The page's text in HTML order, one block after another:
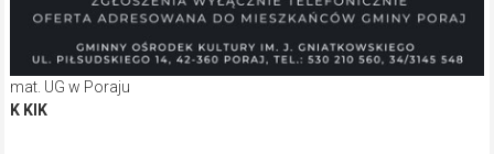
mat. UG w Poraju
K KIK